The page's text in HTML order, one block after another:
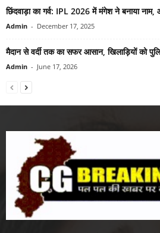
छिंदवाड़ा का गर्व: IPL 2026 में मंगेश ने बनाया
Admin - December 17, 2025
मैदान से वर्दी तक का सफर आसान, खिलाड़ियों को
Admin - June 17, 2026